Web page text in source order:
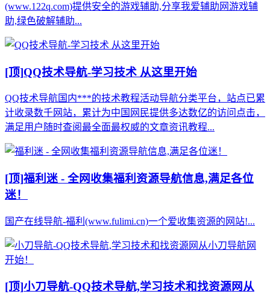
(www.122q.com)提供安全的游戏辅助,分享我爱辅助网游戏辅
助,绿色破解辅助...
[顶]QQ技术导航-学习技术 从这里开始
QQ技术导航国内***的技术教程活动导航分类平台，站点已累
计收录数千网站，累计为中国网民提供多达数亿的访问点击，
满足用户随时查阅最全面最权威的文章资讯教程...
[顶]福利迷 - 全网收集福利资源导航信息,满足各位
迷！
国产在线导航-福利(www.fulimi.cn)一个爱收集资源的网站!...
[顶]小刀导航-QQ技术导航,学习技术和找资源网从